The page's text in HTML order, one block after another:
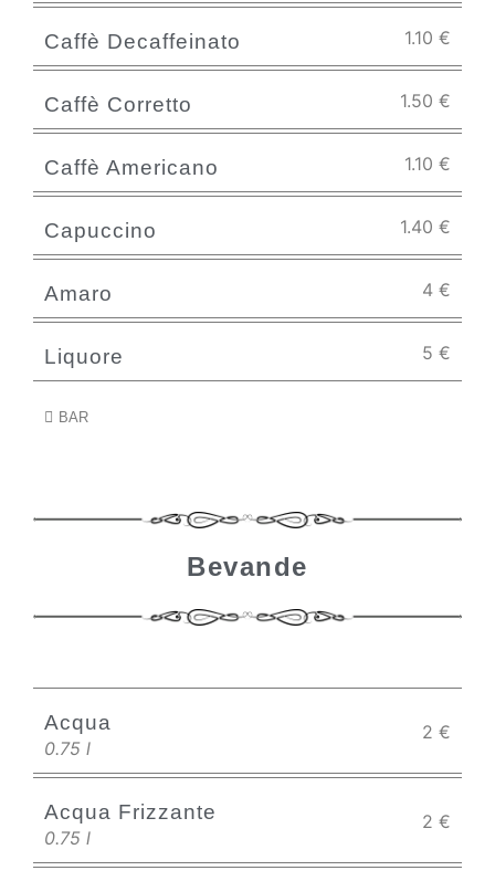
Caffè Decaffeinato 1.10 €
Caffè Corretto 1.50 €
Caffè Americano 1.10 €
Capuccino 1.40 €
Amaro 4 €
Liquore 5 €
BAR
Bevande
Acqua
0.75 l
2 €
Acqua Frizzante
0.75 l
2 €